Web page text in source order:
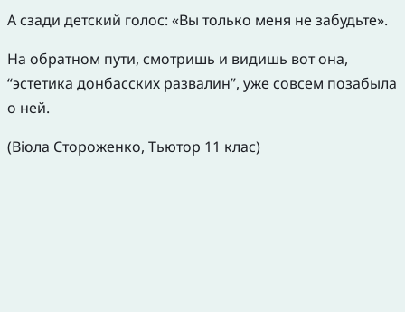
А сзади детский голос: «Вы только меня не забудьте».
На обратном пути, смотришь и видишь вот она,
“эстетика донбасских развалин”, уже совсем позабыла
о ней.
(Віола Стороженко, Тьютор 11 клас)